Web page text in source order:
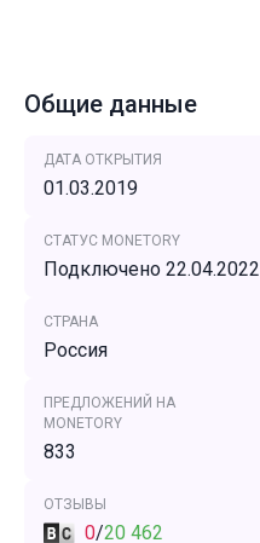
Общие данные
ДАТА ОТКРЫТИЯ
01.03.2019
СТАТУС MONETORY
Подключено 22.04.2022
СТРАНА
Россия
ПРЕДЛОЖЕНИЙ НА
MONETORY
833
ОТЗЫВЫ
0/20 462